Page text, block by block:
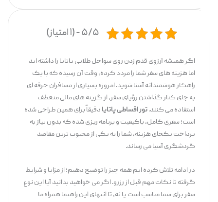
۵/۵ - (۱ امتیاز)
اگر همیشه آرزوی قدم زدن روی سواحل طلایی پاتایا را داشته ‌اید
اما هزینه ‌های سفر شما را مردد کرده، وقت آن رسیده که با یک
راهکار هوشمندانه آشنا شوید. امروزه بسیاری از مسافران حرفه ‌ای
به جای کنار گذاشتن رؤیای سفر، از گزینه ‌های مالی منعطف
استفاده می‌ کنند. تور اقساطی پاتایادقیقاً برای همین طراحی شده
است؛ سفری کامل، باکیفیت و برنامه ‌ریزی ‌شده که بدون نیاز به
پرداخت یکجای هزینه، شما را به یکی از محبوب ‌ترین مقاصد
گردشگری آسیا می ‌رساند.
در ادامه تلاش کرده ‌ایم همه چیز را توضیح دهیم؛ از مزایا و شرایط
گرفته تا نکات مهم قبل از رزرو. اگر می‌ خواهید بدانید آیا این نوع
سفر برای شما مناسب است یا نه، تا انتهای این راهنما همراه ما